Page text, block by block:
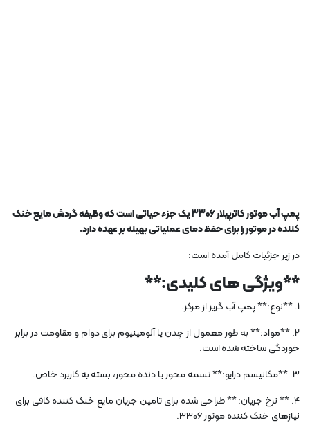
پمپ آب موتور کاترپیلار 3306 یک جزء حیاتی است که وظیفه گردش مایع خنک
کننده در موتور را برای حفظ دمای عملیاتی بهینه بر عهده دارد.
در زیر جزئیات کامل آمده است:
**ویژگی های کلیدی:**
1. **نوع:** پمپ آب گریز از مرکز.
2. **مواد:** به طور معمول از چدن یا آلومینیوم برای دوام و مقاومت در برابر
خوردگی ساخته شده است.
3. **مکانیسم درایو:** تسمه محور یا دنده محور، بسته به کاربرد خاص.
4. ** نرخ جریان: ** طراحی شده برای تامین جریان مایع خنک کننده کافی برای
نیازهای خنک کننده موتور 3306.